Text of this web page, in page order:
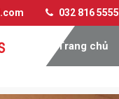
032 816 5555
Trang chủ